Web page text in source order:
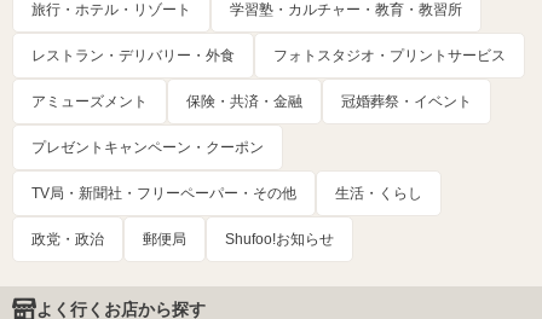
旅行・ホテル・リゾート 学習塾・カルチャー・教育・教習所
レストラン・デリバリー・外食 フォトスタジオ・プリントサービス
アミューズメント 保険・共済・金融 冠婚葬祭・イベント
プレゼントキャンペーン・クーポン
TV局・新聞社・フリーペーパー・その他 生活・くらし
政党・政治 郵便局 Shufoo!お知らせ
よく行くお店から探す